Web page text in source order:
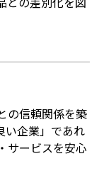
の信頼関係を築
い企業」であれ
サービスを安心